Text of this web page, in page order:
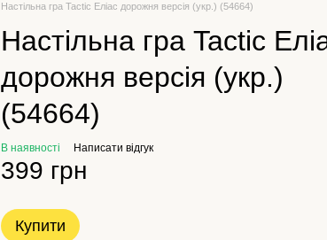
Настільна гра Tactic Еліас дорожня версія (укр.) (54664)
Настільна гра Tactic
дорожня версія (укр.)
(54664)
В наявності Написати відгук
399 грн
Купити